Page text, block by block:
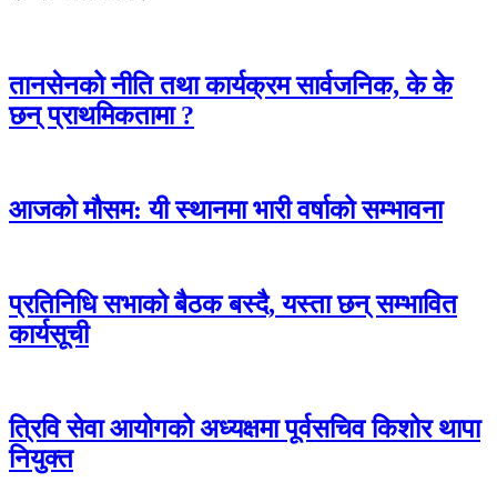
तानसेनको नीति तथा कार्यक्रम सार्वजनिक, के के
छन् प्राथमिकतामा ?
आजको मौसम: यी स्थानमा भारी वर्षाको सम्भावना
प्रतिनिधि सभाको बैठक बस्दै, यस्ता छन् सम्भावित
कार्यसूची
त्रिवि सेवा आयोगको अध्यक्षमा पूर्वसचिव किशोर थापा
नियुक्त